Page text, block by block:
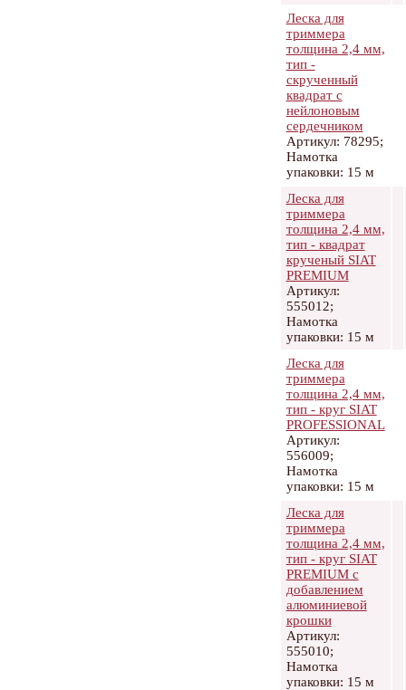
Леска для
триммера
толщина 2,4 мм,
тип -
скрученный
квадрат с
нейлоновым
сердечником
Артикул: 78295;
Намотка
упаковки: 15 м
Леска для
триммера
толщина 2,4 мм,
тип - квадрат
крученый SIAT
PREMIUM
Артикул:
555012;
Намотка
упаковки: 15 м
Леска для
триммера
толщина 2,4 мм,
тип - круг SIAT
PROFESSIONAL
Артикул:
556009;
Намотка
упаковки: 15 м
Леска для
триммера
толщина 2,4 мм,
тип - круг SIAT
PREMIUM с
добавлением
алюминиевой
крошки
Артикул:
555010;
Намотка
упаковки: 15 м